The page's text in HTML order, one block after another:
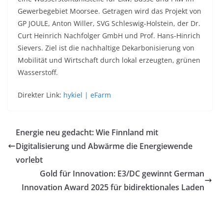
Gewerbegebiet Moorsee. Getragen wird das Projekt von
GP JOULE, Anton Willer, SVG Schleswig-Holstein, der Dr.
Curt Heinrich Nachfolger GmbH und Prof. Hans-Hinrich
Sievers. Ziel ist die nachhaltige Dekarbonisierung von
Mobilität und Wirtschaft durch lokal erzeugten, grünen
Wasserstoff.
Direkter Link: hykiel | eFarm
Energie neu gedacht: Wie Finnland mit
Digitalisierung und Abwärme die Energiewende
vorlebt
Gold für Innovation: E3/DC gewinnt German
Innovation Award 2025 für bidirektionales Laden